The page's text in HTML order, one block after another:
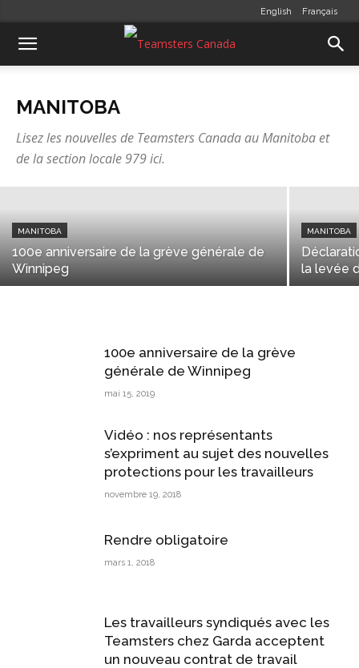
English Français
MANITOBA
Lisez les nouvelles de Teamsters Canada au Manitoba et
de la section locale 979 ici.
Les Teamsters ont amassé plus d’un
million de dollars en 2018 pour
appuyer Centraide
Stéphanie Meunier - juillet 18, 2019
MANITOBA
100e anniversaire de la grève générale de
Winnipeg
MANITOBA
la levée
100e anniversaire de la grève
générale de Winnipeg
mai 15, 2019
Vidéo : nos représentants
s’expriment au sujet des nouvelles
protections pour les travailleurs
novembre 19, 2018
Rendre obligatoire
mars 1, 2018
Les travailleurs syndiqués avec les
Teamsters chez Garda acceptent
un nouveau contrat de travail